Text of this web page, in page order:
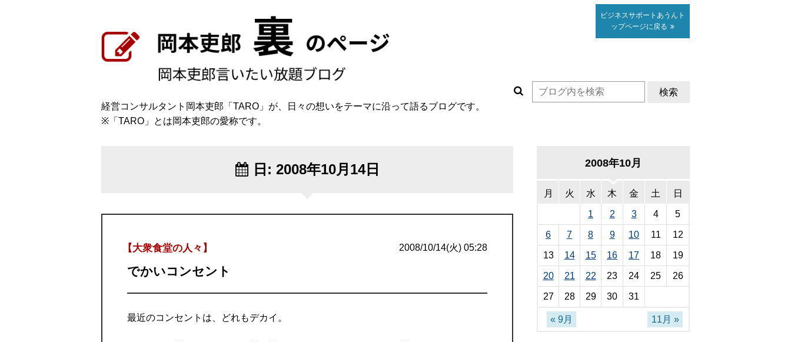
経営コンサルタント岡本吏郎「TARO」が、日々の想いをテーマに沿って語るブログです。
※「TARO」とは岡本吏郎の愛称です。
ビジネスサポート あうん ト
ップページに戻る
検索
日: 2008年10月14日
【大衆食堂の人々】 2008/10/14(火) 05:28
でかいコンセント
最近のコンセントは、どれもデカイ。
2008年10月
月 火 水 木 金 土 日
1 2 3 4 5
6 7 8 9 10 11 12
13 14 15 16 17 18 19
20 21 22 23 24 25 26
27 28 29 30 31
« 9月 11月 »